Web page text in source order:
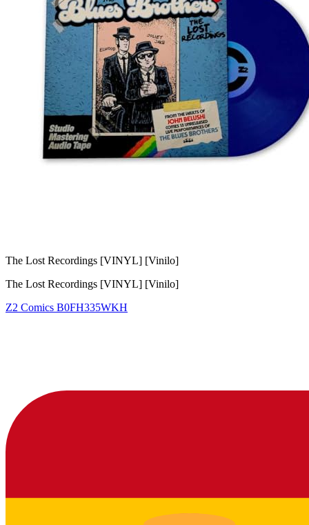
The Lost Recordings [VINYL] [Vinilo]
The Lost Recordings [VINYL] [Vinilo]
Z2 Comics B0FH335WKH